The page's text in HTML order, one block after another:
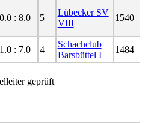
0.0 : 8.0 5
Lübecker SV
VIII
1540
1.0 : 7.0 4
Schachclub
Barsbüttel I
1484